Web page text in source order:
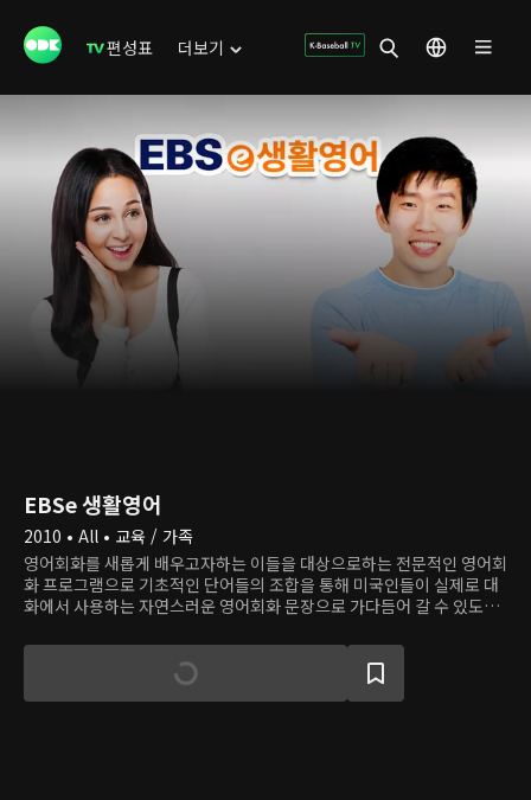
편성표 더보기
EBSe 생활영어
2010 • All • 교육 / 가족
영어회화를 새롭게 배우고자하는 이들을 대상으로하는 전문적인 영어회
화 프로그램으로 기초적인 단어들의 조합을 통해 미국인들이 실제로 대
화에서 사용하는 자연스러운 영어회화 문장으로 가다듬어 갈 수 있도록